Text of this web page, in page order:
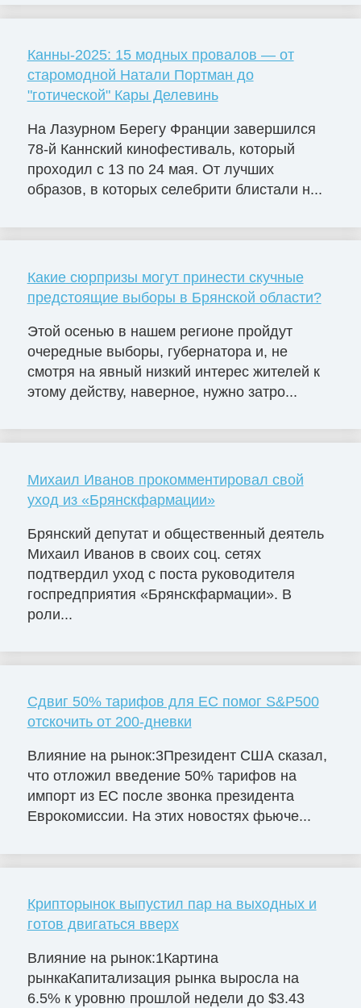
Канны-2025: 15 модных провалов — от
старомодной Натали Портман до
"готической" Кары Делевинь
На Лазурном Берегу Франции завершился
78-й Каннский кинофестиваль, который
проходил с 13 по 24 мая. От лучших
образов, в которых селебрити блистали н...
Какие сюрпризы могут принести скучные
предстоящие выборы в Брянской области?
Этой осенью в нашем регионе пройдут
очередные выборы, губернатора и, не
смотря на явный низкий интерес жителей к
этому действу, наверное, нужно затро...
Михаил Иванов прокомментировал свой
уход из «Брянскфармации»
Брянский депутат и общественный деятель
Михаил Иванов в своих соц. сетях
подтвердил уход с поста руководителя
госпредприятия «Брянскфармации». В
роли...
Сдвиг 50% тарифов для ЕС помог S&P500
отскочить от 200-дневки
Влияние на рынок:3Президент США сказал,
что отложил введение 50% тарифов на
импорт из ЕС после звонка президента
Еврокомиссии. На этих новостях фьюче...
Крипторынок выпустил пар на выходных и
готов двигаться вверх
Влияние на рынок:1Картина
рынкаКапитализация рынка выросла на
6.5% к уровню прошлой недели до $3.43